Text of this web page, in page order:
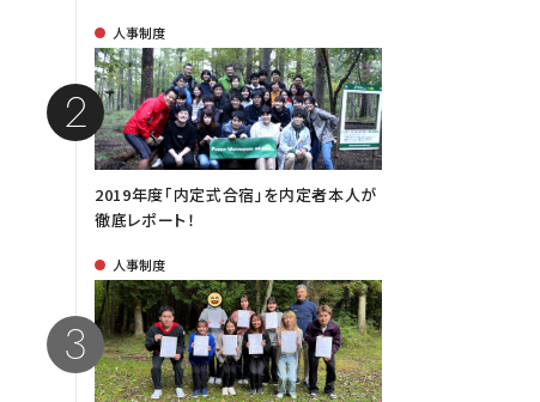
人事制度
2019年度「内定式合宿」を内定者本人が
徹底レポート！
人事制度